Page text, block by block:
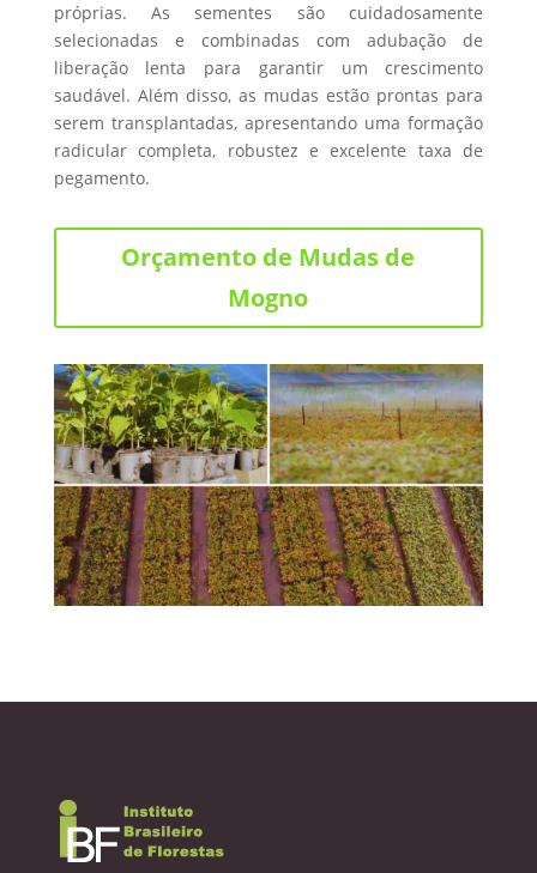
próprias. As sementes são cuidadosamente
selecionadas e combinadas com adubação de
liberação lenta para garantir um crescimento
saudável. Além disso, as mudas estão prontas para
serem transplantadas, apresentando uma formação
radicular completa, robustez e excelente taxa de
pegamento.
Orçamento de Mudas de
Mogno